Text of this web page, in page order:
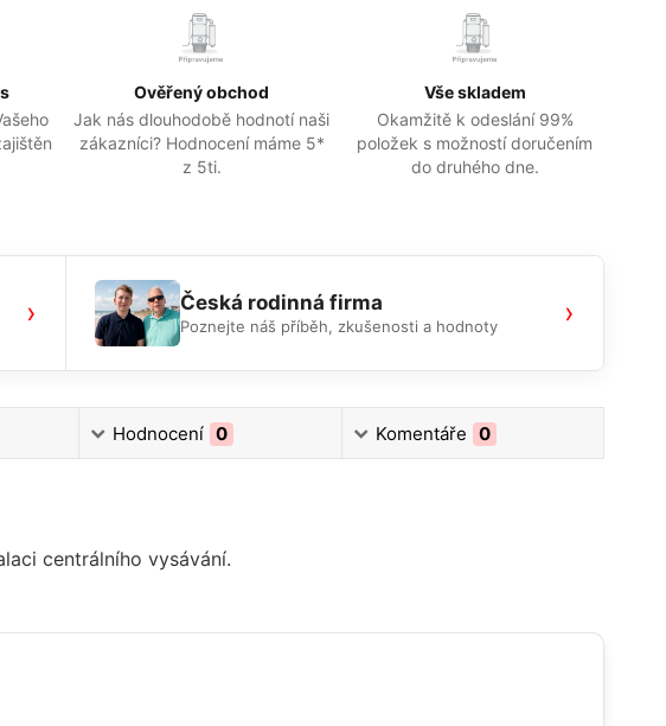
Ověřený obchod
Jak nás dlouhodobě hodnotí naši
zákazníci? Hodnocení máme 5*
z 5ti.
Vše skladem
Okamžitě k odeslání 99%
položek s možností doručením
do druhého dne.
› Česká rodinná firma
Poznejte náš příběh, zkušenosti a hodnoty ›
Hodnocení 0 Komentáře 0
centrálního vysávání.